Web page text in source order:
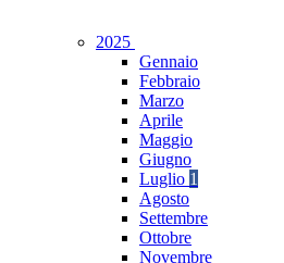
2025
Gennaio
Febbraio
Marzo
Aprile
Maggio
Giugno
Luglio 1
Agosto
Settembre
Ottobre
Novembre